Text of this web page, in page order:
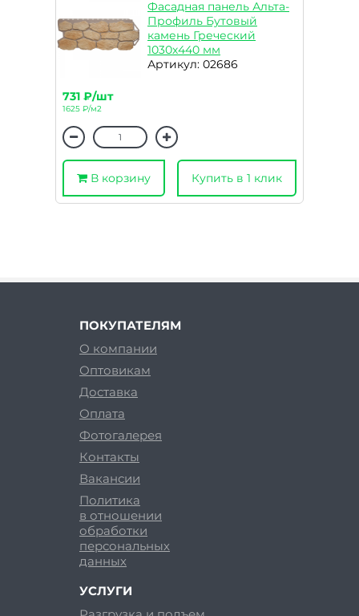
Фасадная панель Альта-
Профиль Бутовый
камень Греческий
1030х440 мм
Артикул: 02686
731 ₽/шт
1625 ₽/м2
В корзину Купить в 1 клик
ПОКУПАТЕЛЯМ
О компании
Оптовикам
Доставка
Оплата
Фотогалерея
Контакты
Вакансии
Политика
в отношении
обработки
персональных
данных
УСЛУГИ